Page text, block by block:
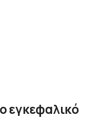
εγκεφαλικό